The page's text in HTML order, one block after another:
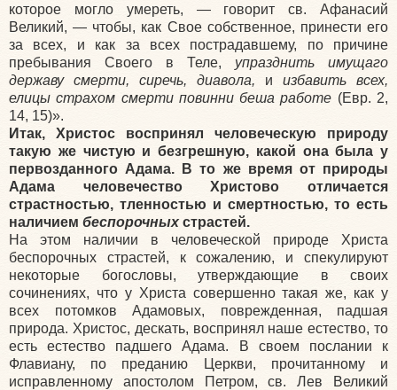
которое могло умереть, — говорит св. Афанасий
Великий, — чтобы, как Свое собственное, принести его
за всех, и как за всех пострадавшему, по причине
пребывания Своего в Теле, упразднить имущаго
державу смерти, сиречь, диавола, и избавить всех,
елицы страхом смерти повинни беша работе (Евр. 2,
14, 15)».
Итак, Христос воспринял человеческую природу
такую же чистую и безгрешную, какой она была у
первозданного Адама. В то же время от природы
Адама человечество Христово отличается
страстностью, тленностью и смертностью, то есть
наличием беспорочныхстрастей.
На этом наличии в человеческой природе Христа
беспорочных страстей, к сожалению, и спекулируют
некоторые богословы, утверждающие в своих
сочинениях, что у Христа совершенно такая же, как у
всех потомков Адамовых, поврежденная, падшая
природа. Христос, дескать, воспринял наше естество, то
есть естество падшего Адама. В своем послании к
Флавиану, по преданию Церкви, прочитанному и
исправленному апостолом Петром, св. Лев Великий